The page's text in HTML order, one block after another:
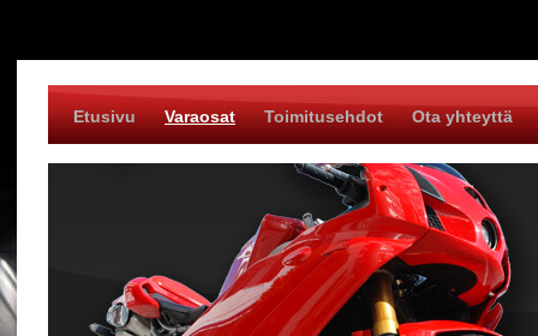
Etusivu Varaosat Toimitusehdot Ota yhteyttä